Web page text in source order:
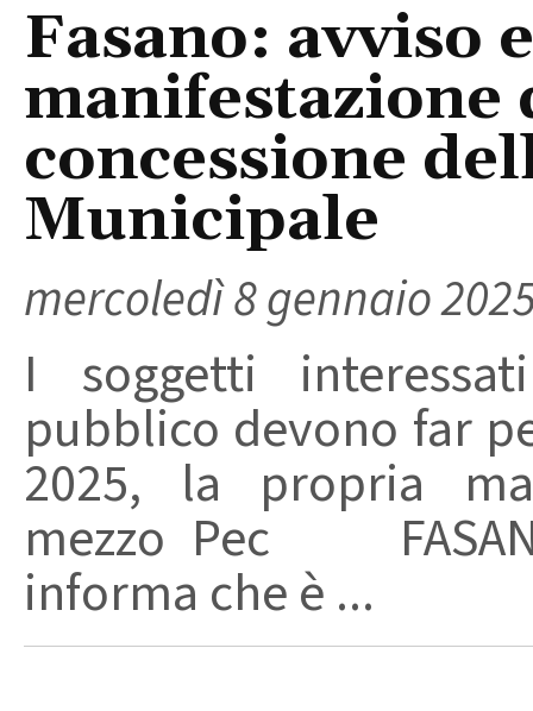
Fasano: avviso
manifestazione
concessione
Municipale
mercoledì 8 gennaio
I soggetti
pubblico devono far
2025, la propria
mezzo Pec
informa che è ...